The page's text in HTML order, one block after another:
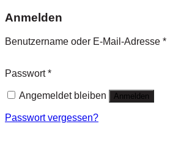
Anmelden
Benutzername oder E-Mail-Adresse *
Passwort*
Angemeldet bleiben Anmelden
Passwort vergessen?